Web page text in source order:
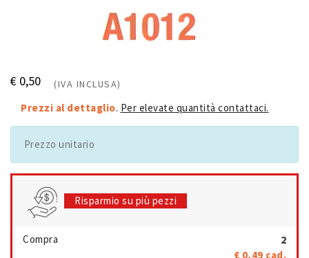
€ 0,50 (IVA INCLUSA)
Prezzi al dettaglio. Per elevate quantità contattaci.
Prezzo unitario
Risparmio su più pezzi
Compra 2
€ 0,49 cad.